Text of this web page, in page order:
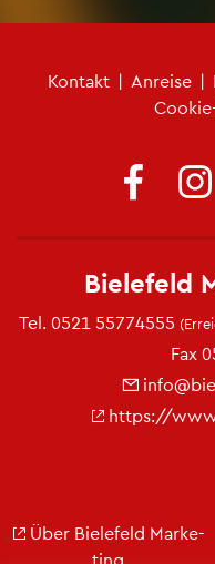
Kon­takt | An­rei­se |
Bie­le­feld
Tel. 0521 55774555
Fax
https://​
Über Bie­le­feld Mar­ke­
ting